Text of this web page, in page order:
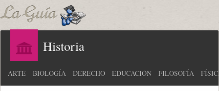
Historia
ARTE BIOLOGÍA DERECHO EDUCACIÓN FILOSOFÍA